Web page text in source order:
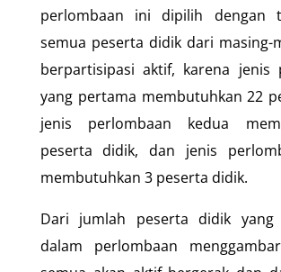
perlombaan ini dipilih dengan
semua peserta didik dari masing-
berpartisipasi aktif, karena jenis
yang pertama membutuhkan 22
jenis perlombaan kedua
peserta didik, dan jenis
membutuhkan 3 peserta didik.
Dari jumlah peserta didik yang
dalam perlombaan